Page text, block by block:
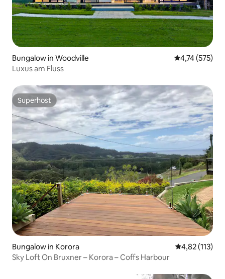
Bungalow in Woodville
4,74 (575)
Luxus am Fluss
Superhost
Superhost
Bungalow in Korora
4,82 (113)
Sky Loft On Bruxner – Korora – Coffs Harbour